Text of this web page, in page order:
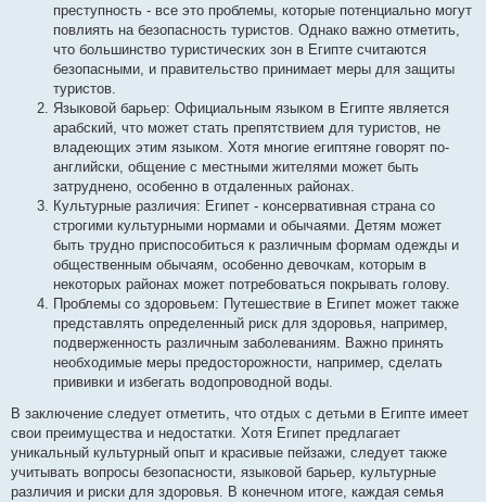
преступность - все это проблемы, которые потенциально могут
повлиять на безопасность туристов. Однако важно отметить,
что большинство туристических зон в Египте считаются
безопасными, и правительство принимает меры для защиты
туристов.
Языковой барьер: Официальным языком в Египте является
арабский, что может стать препятствием для туристов, не
владеющих этим языком. Хотя многие египтяне говорят по-
английски, общение с местными жителями может быть
затруднено, особенно в отдаленных районах.
Культурные различия: Египет - консервативная страна со
строгими культурными нормами и обычаями. Детям может
быть трудно приспособиться к различным формам одежды и
общественным обычаям, особенно девочкам, которым в
некоторых районах может потребоваться покрывать голову.
Проблемы со здоровьем: Путешествие в Египет может также
представлять определенный риск для здоровья, например,
подверженность различным заболеваниям. Важно принять
необходимые меры предосторожности, например, сделать
прививки и избегать водопроводной воды.
В заключение следует отметить, что отдых с детьми в Египте имеет
свои преимущества и недостатки. Хотя Египет предлагает
уникальный культурный опыт и красивые пейзажи, следует также
учитывать вопросы безопасности, языковой барьер, культурные
различия и риски для здоровья. В конечном итоге, каждая семья